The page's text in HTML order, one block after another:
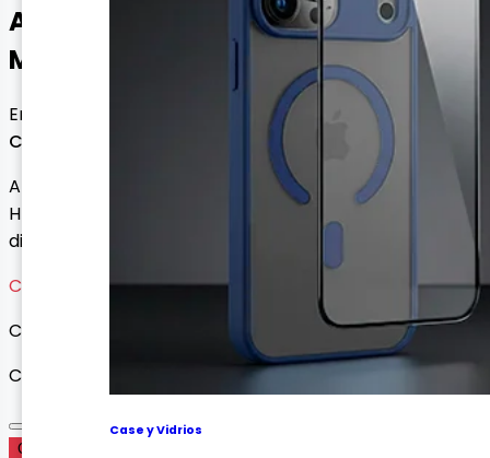
Case y Vidrios
Adaptador USB-C 8 en 1
Multipuerto
Envío gratis con esta oferta
Consultar precio
Amplía las conexiones de tu portátil con puertos USB,
HDMI, lector de tarjetas y más desde un solo
dispositivo.
Cargando variantes...
Cargando variantes disponibles...
Cantidad
Comprar Ahora